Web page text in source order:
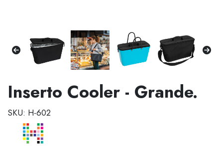
Inserto Cooler - Grande.
SKU: H-602